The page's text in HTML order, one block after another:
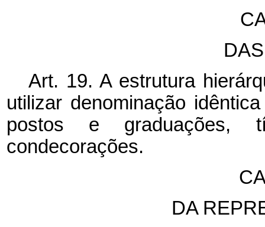
Art. 19. A estrutura
utilizar denominação
postos e graduações,
condecorações.
DA